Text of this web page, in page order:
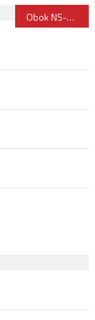
Obok NS-u